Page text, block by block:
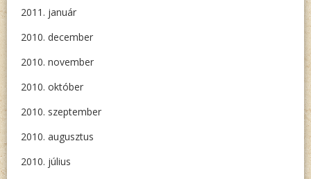
2011. január
2010. december
2010. november
2010. október
2010. szeptember
2010. augusztus
2010. július